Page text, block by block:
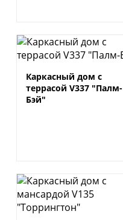
Каркасный дом с
террасой V337 "Палм-
Бэй"